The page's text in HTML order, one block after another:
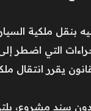
بنقل ملكية
التي اضطر
يقرر انتقال
سند مشروع،